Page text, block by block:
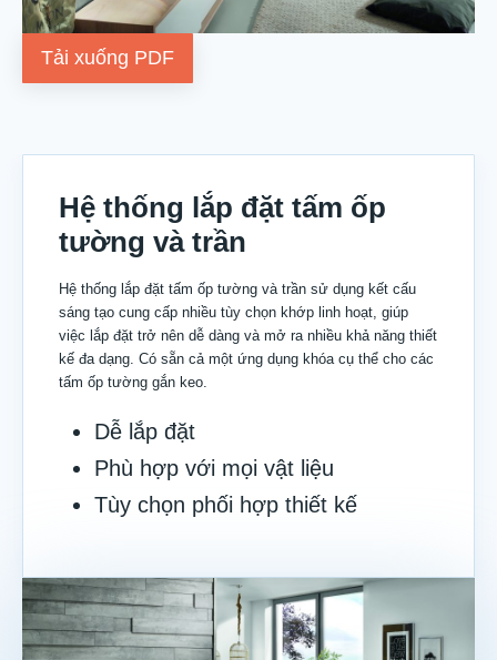
Tải xuống PDF
Hệ thống lắp đặt tấm ốp
tường và trần
Hệ thống lắp đặt tấm ốp tường và trần sử dụng kết cấu
sáng tạo cung cấp nhiều tùy chọn khớp linh hoạt, giúp
việc lắp đặt trở nên dễ dàng và mở ra nhiều khả năng thiết
kế đa dạng. Có sẵn cả một ứng dụng khóa cụ thể cho các
tấm ốp tường gắn keo.
Dễ lắp đặt
Phù hợp với mọi vật liệu
Tùy chọn phối hợp thiết kế